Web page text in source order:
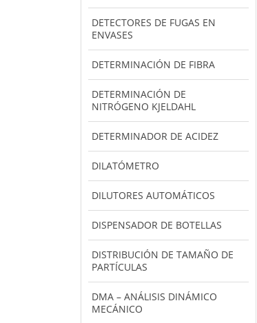
DETECTORES DE FUGAS EN
ENVASES
DETERMINACIÓN DE FIBRA
DETERMINACIÓN DE
NITRÓGENO KJELDAHL
DETERMINADOR DE ACIDEZ
DILATÓMETRO
DILUTORES AUTOMÁTICOS
DISPENSADOR DE BOTELLAS
DISTRIBUCIÓN DE TAMAÑO DE
PARTÍCULAS
DMA – ANÁLISIS DINÁMICO
MECÁNICO